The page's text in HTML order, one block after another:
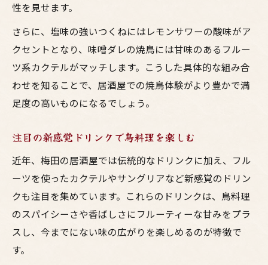
性を見せます。
さらに、塩味の強いつくねにはレモンサワーの酸味がア
クセントとなり、味噌ダレの焼鳥には甘味のあるフルー
ツ系カクテルがマッチします。こうした具体的な組み合
わせを知ることで、居酒屋での焼鳥体験がより豊かで満
足度の高いものになるでしょう。
注目の新感覚ドリンクで鳥料理を楽しむ
近年、梅田の居酒屋では伝統的なドリンクに加え、フル
ーツを使ったカクテルやサングリアなど新感覚のドリン
クも注目を集めています。これらのドリンクは、鳥料理
のスパイシーさや香ばしさにフルーティーな甘みをプラ
スし、今までにない味の広がりを楽しめるのが特徴で
す。